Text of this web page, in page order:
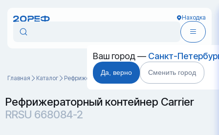
Находка
Ваш город — Санкт-
Да, верно Сменить город
Главная Каталог Рефрижераторные контейнеры RRSU 668084-2
Рефрижераторный контейнер Carrier
RRSU 668084-2